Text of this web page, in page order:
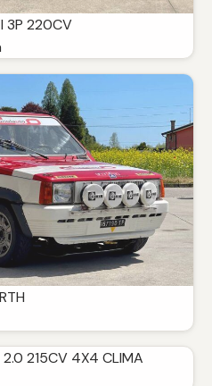
3P 220CV
2.0 215CV 4X4 CLIMA